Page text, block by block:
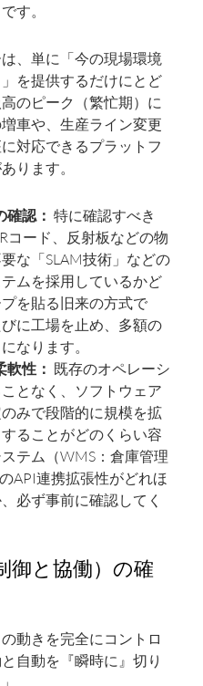
す。
、単に「今の現場環境
を提供するだけにとど
のピーク（繁忙期）に
車や、生産ライン変更
対応できるプラットフ
ります。
認： 特に確認すべき
コード、反射板などの物
な「SLAM技術」などの
ムを採用しているかど
を貼る旧来の方式で
に工場を止め、多額の
なります。
性： 既存のオペレーシ
となく、ソフトウェア
みで段階的に規模を拡
ることがどのくらい容
テム（WMS：倉庫管理
API連携拡張性がどれほ
必ず事前に確認してく
御と協働）の確
動きを完全にコントロ
自動を『瞬時に』切り